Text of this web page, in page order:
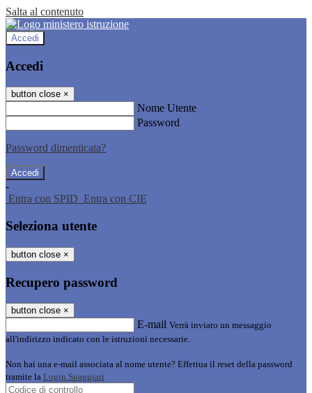
Salta al contenuto
Accedi
Accedi
button close ×
Nome Utente
Password
Password dimenticata?
-
Entra con SPID Entra con CIE
Seleziona utente
button close ×
Recupero password
button close ×
E-mail Verrà inviato un messaggio
all'indirizzo indicato con le istruzioni necessarie.
Non hai una e-mail associata al nome utente? Effettua il reset della password
tramite la Login Spaggiari